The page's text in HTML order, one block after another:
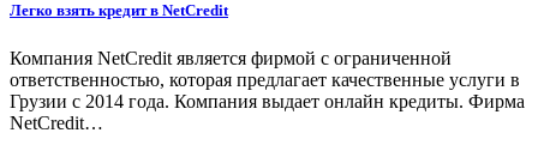
Легко взять кредит в NetCredit
Компания NetCredit является фирмой с ограниченной
ответственностью, которая предлагает качественные услуги в
Грузии с 2014 года. Компания выдает онлайн кредиты. Фирма
NetCredit…